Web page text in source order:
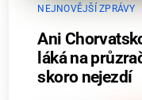
NEJNOVĚJŠÍ ZPRÁVY
Ani
láká na
skoro nejezdí